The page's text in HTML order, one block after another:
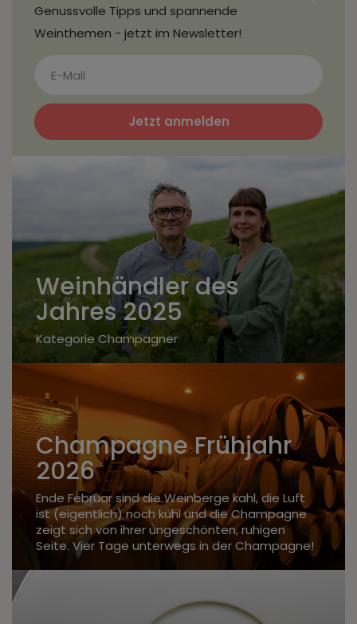
Genussvolle Tipps und spannende
Weinthemen - jetzt im Newsletter!
Jetzt anmelden
Weinhändler des
Jahres 2025
Kategorie Champagner
Champagne Frühjahr
2026
Ende Februar sind die Weinberge kahl, die Luft
ist (eigentlich) noch kühl und die Champagne
zeigt sich von ihrer ungeschönten, ruhigen
Seite. Vier Tage unterwegs in der Champagne!